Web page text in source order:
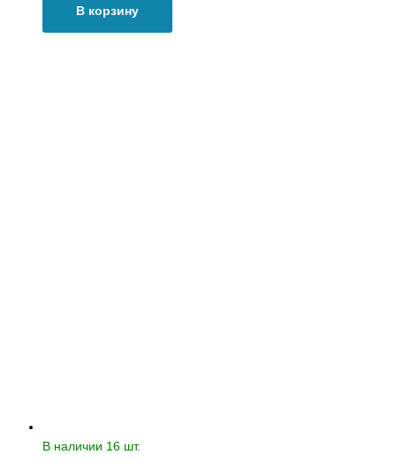
В корзину
В наличии 16 шт.